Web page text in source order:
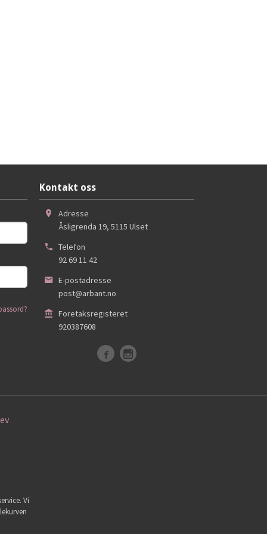
Kontakt oss
Adresse
Åsligrenda 19, 5115 Ulset
Telefon
92 69 11 42
E-postadresse
post@arbant.no
Foretaksregisteret
920387608
Vi